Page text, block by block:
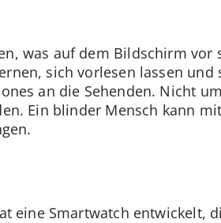
was auf dem Bildschirm vor
sich vorlesen lassen und
an die Sehenden. Nicht
Ein blinder Mensch kann
eine Smartwatch entwickelt,